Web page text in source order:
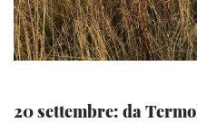
20 settembre: da